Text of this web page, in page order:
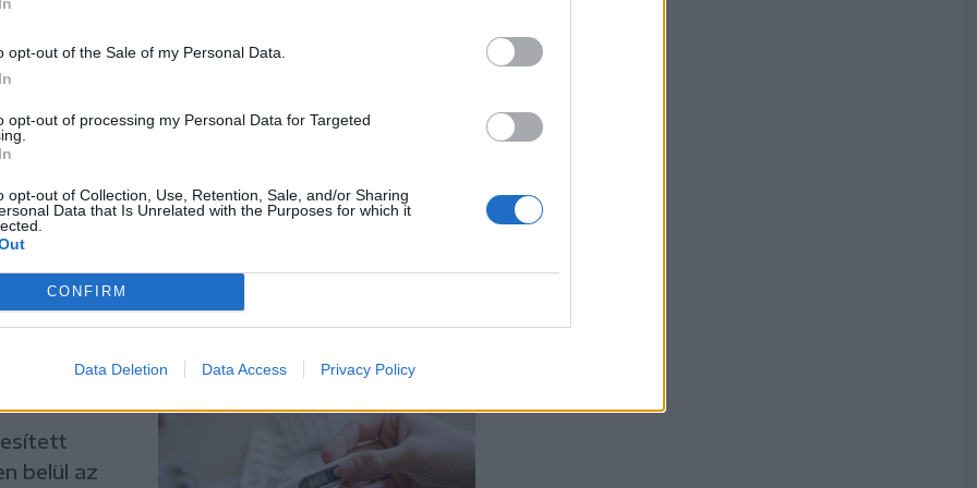
opt-out of the Sale of my Personal Data.
opt-out of processing my Personal Data for Targeted
opt-out of Collection, Use, Retention, Sale, and/or Sharing
Data that Is Unrelated with the Purposes for which it
CONFIRM
Data Deletion Data Access Privacy Policy
szintet
a
amelyet 9,1
ki modern
belül az